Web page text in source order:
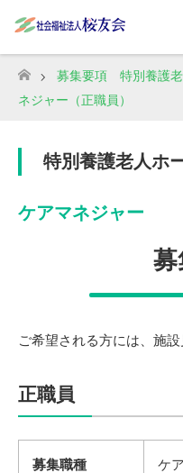
ホーム
募集要項 特別養護
ネジャー（正職員）
特別養護老人ホ
ケアマネジャー
募
ご希望される方には、施設
正職員
募集職種
ケ